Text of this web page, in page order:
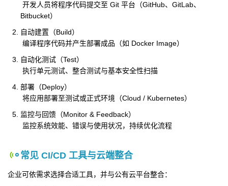
开发人员将程序代码提交至 Git 平台（GitHub、GitLab、
Bitbucket）
自动建置（Build）
编译程序代码并产生部署成品（如 Docker Image）
自动化测试（Test）
执行单元测试、整合测试与基本安全性扫描
部署（Deploy）
将应用部署至测试或正式环境（Cloud / Kubernetes）
监控与回馈（Monitor & Feedback）
监控系统效能、错误与使用状况，持续优化流程
常见 CI/CD 工具与云端整合
企业可依需求选择合适工具，并与公有云平台整合：